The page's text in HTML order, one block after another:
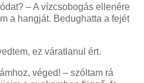
– A vízcsobogás ellenére
a hangját. Bedughatta a fejét
ez váratlanul ért.
véged! – szóltam rá